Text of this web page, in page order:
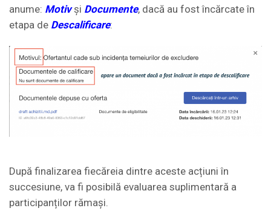
anume: Motiv și Documente, dacă au fost încărcate în
etapa de Descalificare:
După finalizarea fiecăreia dintre aceste acțiuni în
succesiune, va fi posibilă evaluarea suplimentară a
participanților rămași.